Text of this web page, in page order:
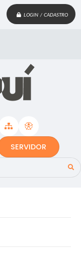
LOGIN / CADASTRO
SERVIDOR